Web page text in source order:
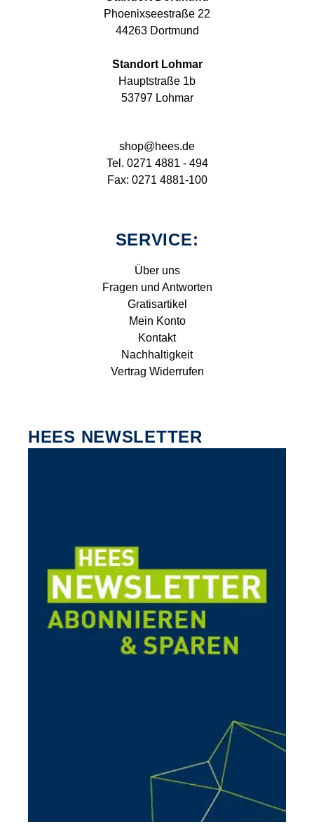
Phoenixseestraße 22
44263 Dortmund
Standort Lohmar
Hauptstraße 1b
53797 Lohmar
shop@hees.de
Tel. 0271 4881 - 494
Fax: 0271 4881-100
SERVICE:
Über uns
Fragen und Antworten
Gratisartikel
Mein Konto
Kontakt
Nachhaltigkeit
Vertrag Widerrufen
HEES NEWSLETTER